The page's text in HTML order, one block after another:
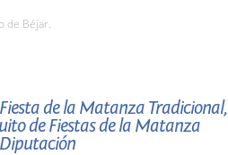
de Béjar.
de la Matanza Tradicional,
de Fiestas de la Matanza